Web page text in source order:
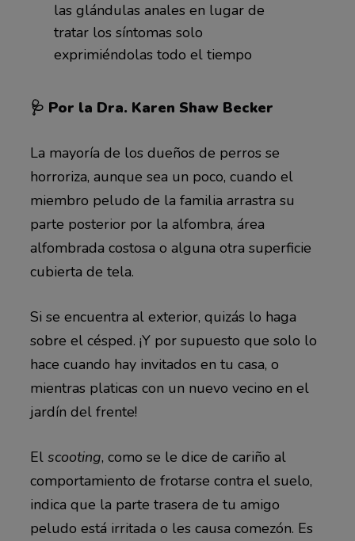
las glándulas anales en lugar de
tratar los síntomas solo
exprimiéndolas todo el tiempo
🩺 Por la Dra. Karen Shaw Becker
La mayoría de los dueños de perros se
horroriza, aunque sea un poco, cuando el
miembro peludo de la familia arrastra su
parte posterior por la alfombra, área
alfombrada costosa o alguna otra superficie
cubierta de tela.
Si se encuentra al exterior, quizás lo haga
sobre el césped. ¡Y por supuesto que solo lo
hace cuando hay invitados en tu casa, o
mientras platicas con un nuevo vecino en el
jardín del frente!
El scooting, como se le dice de cariño al
comportamiento de frotarse contra el suelo,
indica que la parte trasera de tu amigo
peludo está irritada o les causa comezón. Es